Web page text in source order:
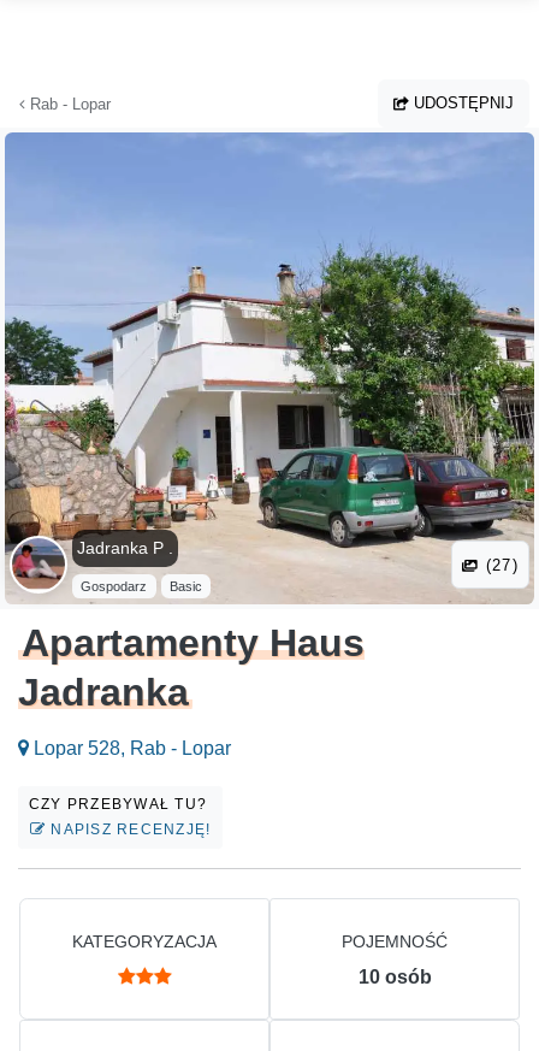
Rab - Lopar UDOSTĘPNIJ
Jadranka P .
Gospodarz Basic
(27)
Apartamenty Haus
Jadranka
Lopar 528, Rab - Lopar
CZY PRZEBYWAŁ TU?
NAPISZ RECENZJĘ!
KATEGORYZACJA POJEMNOŚĆ
10 osób